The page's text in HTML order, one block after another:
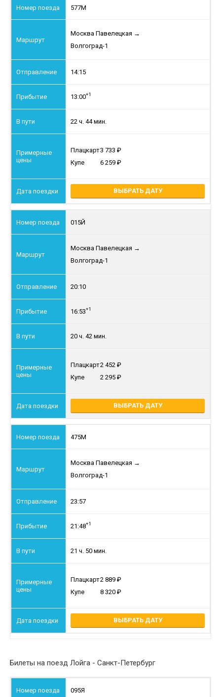
577М
Москва Павелецкая →
Волгоград-1
14:15
13:00+1
22 ч. 44 мин.
Плацкарт3 733
Купе
6 259
ВЫБРАТЬ ДАТУ
015Й
Москва Павелецкая →
Волгоград-1
20:10
16:53+1
20 ч. 42 мин.
Плацкарт2 452
Купе
2 295
ВЫБРАТЬ ДАТУ
475М
Москва Павелецкая →
Волгоград-1
23:57
21:48+1
21 ч. 50 мин.
Плацкарт2 889
Купе
8 320
ВЫБРАТЬ ДАТУ
Билеты на поезд Лойга - Санкт-Петербург
095Я